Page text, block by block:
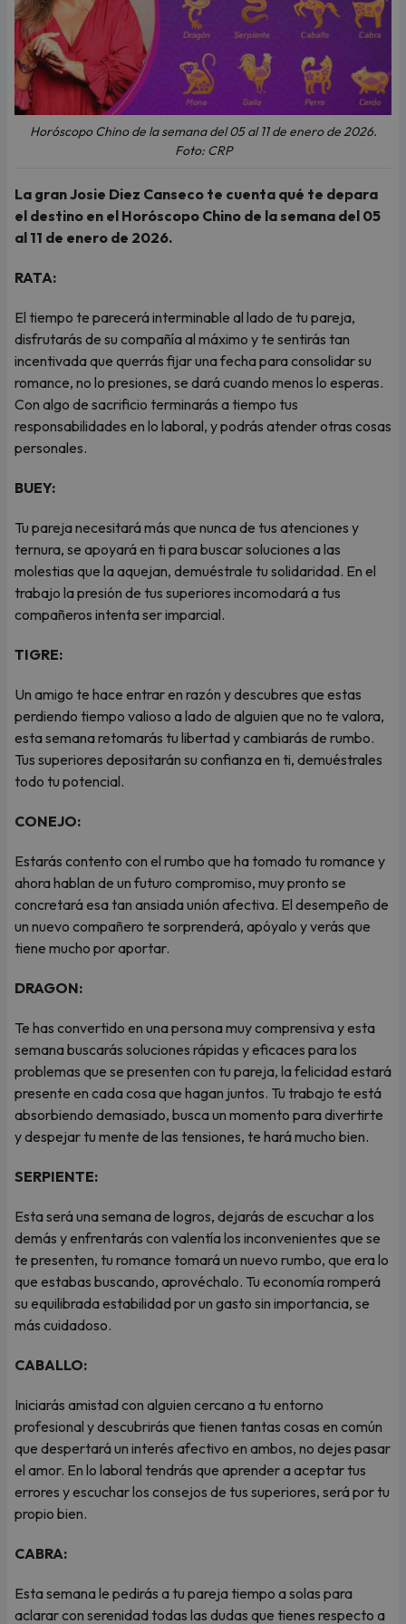
Horóscopo Chino de la semana del 05 al 11 de enero de 2026.
Foto: CRP
La gran Josie Diez Canseco te cuenta qué te depara
el destino en el Horóscopo Chino de la semana del 05
al 11 de enero de 2026.
RATA:
El tiempo te parecerá interminable al lado de tu pareja,
disfrutarás de su compañía al máximo y te sentirás tan
incentivada que querrás fijar una fecha para consolidar su
romance, no lo presiones, se dará cuando menos lo esperas.
Con algo de sacrificio terminarás a tiempo tus
responsabilidades en lo laboral, y podrás atender otras cosas
personales.
BUEY:
Tu pareja necesitará más que nunca de tus atenciones y
ternura, se apoyará en ti para buscar soluciones a las
molestias que la aquejan, demuéstrale tu solidaridad. En el
trabajo la presión de tus superiores incomodará a tus
compañeros intenta ser imparcial.
TIGRE:
Un amigo te hace entrar en razón y descubres que estas
perdiendo tiempo valioso a lado de alguien que no te valora,
esta semana retomarás tu libertad y cambiarás de rumbo.
Tus superiores depositarán su confianza en ti, demuéstrales
todo tu potencial.
CONEJO:
Estarás contento con el rumbo que ha tomado tu romance y
ahora hablan de un futuro compromiso, muy pronto se
concretará esa tan ansiada unión afectiva. El desempeño de
un nuevo compañero te sorprenderá, apóyalo y verás que
tiene mucho por aportar.
DRAGON:
Te has convertido en una persona muy comprensiva y esta
semana buscarás soluciones rápidas y eficaces para los
problemas que se presenten con tu pareja, la felicidad estará
presente en cada cosa que hagan juntos. Tu trabajo te está
absorbiendo demasiado, busca un momento para divertirte
y despejar tu mente de las tensiones, te hará mucho bien.
SERPIENTE:
Esta será una semana de logros, dejarás de escuchar a los
demás y enfrentarás con valentía los inconvenientes que se
te presenten, tu romance tomará un nuevo rumbo, que era lo
que estabas buscando, aprovéchalo. Tu economía romperá
su equilibrada estabilidad por un gasto sin importancia, se
más cuidadoso.
CABALLO:
Iniciarás amistad con alguien cercano a tu entorno
profesional y descubrirás que tienen tantas cosas en común
que despertará un interés afectivo en ambos, no dejes pasar
el amor. En lo laboral tendrás que aprender a aceptar tus
errores y escuchar los consejos de tus superiores, será por tu
propio bien.
CABRA:
Esta semana le pedirás a tu pareja tiempo a solas para
aclarar con serenidad todas las dudas que tienes respecto a